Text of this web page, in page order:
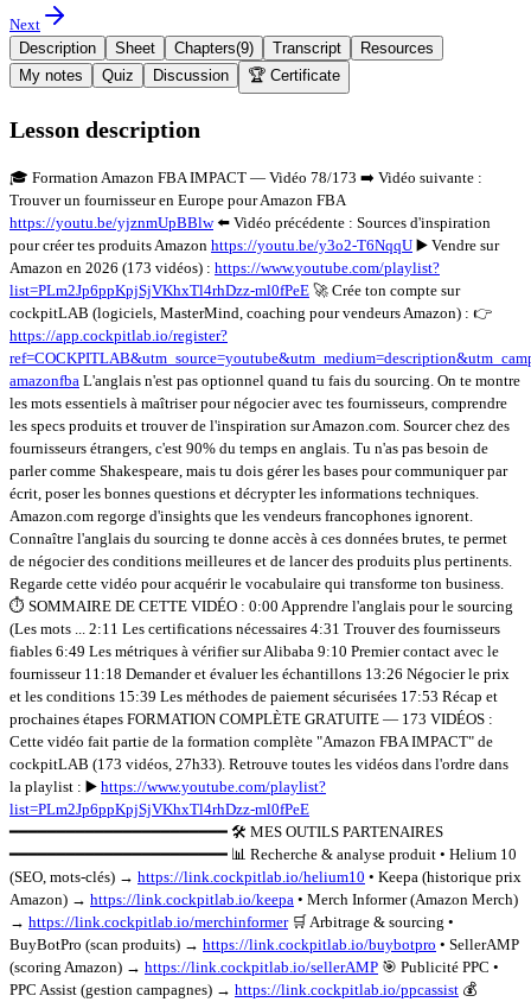
Next
Description
Sheet Chapters(9) Transcript
Resources
My notes
Quiz Discussion 🏆 Certificate
Lesson description
🎓 Formation Amazon FBA IMPACT — Vidéo 78/173 ➡️ Vidéo suivante :
Trouver un fournisseur en Europe pour Amazon FBA
https://youtu.be/yjznmUpBBlw⬅️ Vidéo précédente : Sources d'inspiration
pour créer tes produits Amazon https://youtu.be/y3o2-T6NqqU ▶️ Vendre sur
Amazon en 2026 (173 vidéos) : https://www.youtube.com/playlist?
list=PLm2Jp6ppKpjSjVKhxTl4rhDzz-ml0fPeE 🚀 Crée ton compte sur
cockpitLAB (logiciels, MasterMind, coaching pour vendeurs Amazon) : 👉
https://app.cockpitlab.io/register?
amazonfba L'anglais n'est pas optionnel quand tu fais du sourcing. On te montre
les mots essentiels à maîtriser pour négocier avec tes fournisseurs, comprendre
les specs produits et trouver de l'inspiration sur Amazon.com. Sourcer chez des
fournisseurs étrangers, c'est 90% du temps en anglais. Tu n'as pas besoin de
parler comme Shakespeare, mais tu dois gérer les bases pour communiquer par
écrit, poser les bonnes questions et décrypter les informations techniques.
Amazon.com regorge d'insights que les vendeurs francophones ignorent.
Connaître l'anglais du sourcing te donne accès à ces données brutes, te permet
de négocier des conditions meilleures et de lancer des produits plus pertinents.
Regarde cette vidéo pour acquérir le vocabulaire qui transforme ton business.
⏱️ SOMMAIRE DE CETTE VIDÉO : 0:00 Apprendre l'anglais pour le sourcing
(Les mots ... 2:11 Les certifications nécessaires 4:31 Trouver des fournisseurs
fiables 6:49 Les métriques à vérifier sur Alibaba 9:10 Premier contact avec le
fournisseur 11:18 Demander et évaluer les échantillons 13:26 Négocier le prix
et les conditions 15:39 Les méthodes de paiement sécurisées 17:53 Récap et
prochaines étapes FORMATION COMPLÈTE GRATUITE — 173 VIDÉOS :
Cette vidéo fait partie de la formation complète "Amazon FBA IMPACT" de
cockpitLAB (173 vidéos, 27h33). Retrouve toutes les vidéos dans l'ordre dans
la playlist : ▶️ https://www.youtube.com/playlist?
list=PLm2Jp6ppKpjSjVKhxTl4rhDzz-ml0fPeE
━━━━━━━━━━━━━━━━━━━━━━━ 🛠️ MES OUTILS PARTENAIRES
━━━━━━━━━━━━━━━━━━━━━━━ 📊 Recherche & analyse produit • Helium 10
(SEO, mots-clés) → https://link.cockpitlab.io/helium10 • Keepa (historique prix
Amazon) → https://link.cockpitlab.io/keepa • Merch Informer (Amazon Merch)
→ https://link.cockpitlab.io/merchinformer🛒 Arbitrage & sourcing •
BuyBotPro (scan produits) → https://link.cockpitlab.io/buybotpro • SellerAMP
(scoring Amazon) → https://link.cockpitlab.io/sellerAMP 🎯 Publicité PPC •
PPC Assist (gestion campagnes) → https://link.cockpitlab.io/ppcassist 💰